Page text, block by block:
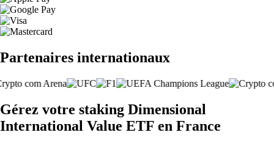
Partenaires internationaux
Gérez votre staking Dimensional
International Value ETF en France